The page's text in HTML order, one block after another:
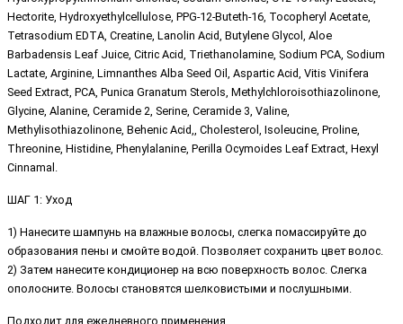
Hectorite, Hydroxyethylcellulose, PPG-12-Buteth-16, Tocopheryl Acetate,
Tetrasodium EDTA, Creatine, Lanolin Acid, Butylene Glycol, Aloe
Barbadensis Leaf Juice, Citric Acid, Triethanolamine, Sodium PCA, Sodium
Lactate, Arginine, Limnanthes Alba Seed Oil, Aspartic Acid, Vitis Vinifera
Seed Extract, PCA, Punica Granatum Sterols, Methylchloroisothiazolinone,
Glycine, Alanine, Ceramide 2, Serine, Ceramide 3, Valine,
Methylisothiazolinone, Behenic Acid,, Cholesterol, Isoleucine, Proline,
Threonine, Histidine, Phenylalanine, Perilla Ocymoides Leaf Extract, Hexyl
Cinnamal.
ШАГ 1: Уход
1) Нанесите шампунь на влажные волосы, слегка помассируйте до
образования пены и смойте водой. Позволяет сохранить цвет волос.
2) Затем нанесите кондиционер на всю поверхность волос. Слегка
ополосните. Волосы становятся шелковистыми и послушными.
Подходит для ежедневного применения.